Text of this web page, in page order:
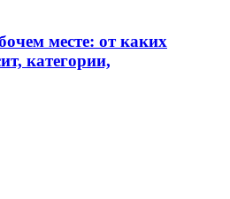
месте: от каких
категории,